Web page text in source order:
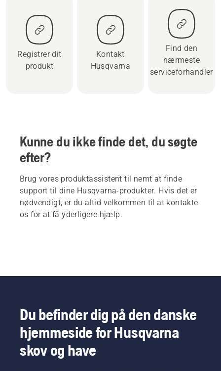
Registrer dit
produkt
Kontakt
Husqvarna
Find den
nærmeste
serviceforhandler
Kunne du ikke finde det, du søgte
efter?
Brug vores produktassistent til nemt at finde
support til dine Husqvarna-produkter. Hvis det er
nødvendigt, er du altid velkommen til at kontakte
os for at få yderligere hjælp.
Du befinder dig på den danske
hjemmeside for Husqvarna
skov og have